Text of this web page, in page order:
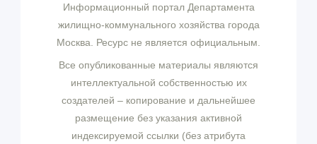
Информационный портал Департамента
жилищно-коммунального хозяйства города
Москва. Ресурс не является официальным.
Все опубликованные материалы являются
интеллектуальной собственностью их
создателей – копирование и дальнейшее
размещение без указания активной
индексируемой ссылки (без атрибута